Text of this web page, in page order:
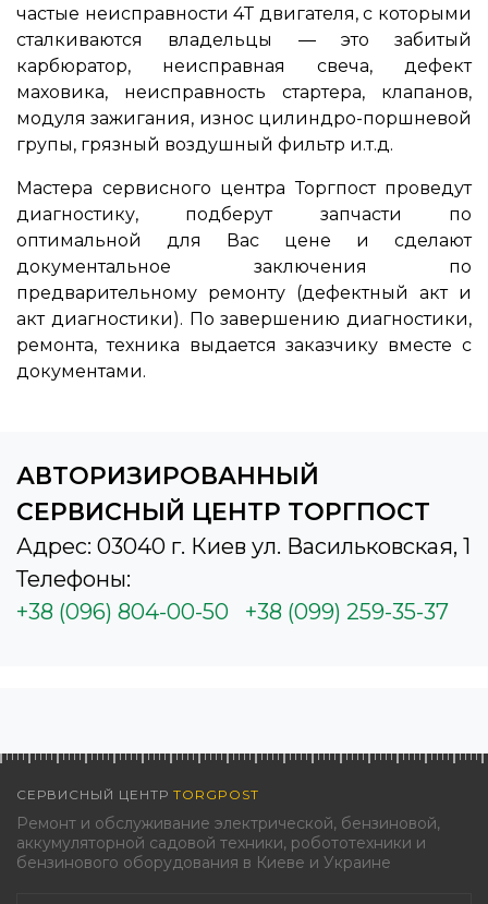
частые неисправности 4Т двигателя, с которыми
сталкиваются владельцы ― это забитый
карбюратор, неисправная свеча, дефект
маховика, неисправность стартера, клапанов,
модуля зажигания, износ цилиндро-поршневой
групы, грязный воздушный фильтр и.т.д.
Мастера сервисного центра Торгпост проведут
диагностику, подберут запчасти по
оптимальной для Вас цене и сделают
документальное заключения по
предварительному ремонту (дефектный акт и
акт диагностики). По завершению диагностики,
ремонта, техника выдается заказчику вместе с
документами.
АВТОРИЗИРОВАННЫЙ
СЕРВИСНЫЙ ЦЕНТР ТОРГПОСТ
Адрес: 03040 г. Киев ул. Васильковская, 1
Телефоны:
+38 (096) 804-00-50
+38 (099) 259-35-37
СЕРВИСНЫЙ ЦЕНТР TORGPOST
Ремонт и обслуживание электрической, бензиновой,
аккумуляторной садовой техники, робототехники и
бензинового оборудования в Киеве и Украине